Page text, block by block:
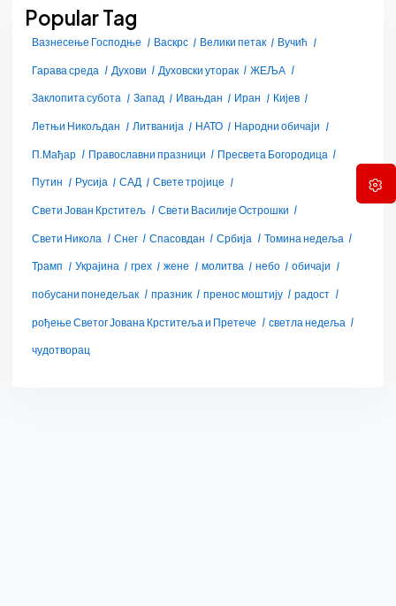
Popular Tag
Вазнесење Господње Васкрс Велики петак
Вучић
Гарава среда
Духови Духовски уторак
ЖЕЉА
Заклопита субота
Запад Ивањдан Иран
Кијев
Летњи Никољдан
Литванија НАТО
Народни обичаји
П.Мађар
Православни празници
Пресвета Богородица
Путин
Русија САД
Свете тројице
Свети Јован Крститељ
Свети Василије Острошки
Свети Никола
Снег Спасовдан Србија
Томина недеља
Трамп
Украјина грех жене молитва небо
обичаји
побусани понедељак
празник пренос моштију
радост
рођење Светог Јована Крститеља и Претече
светла недеља
чудотворац